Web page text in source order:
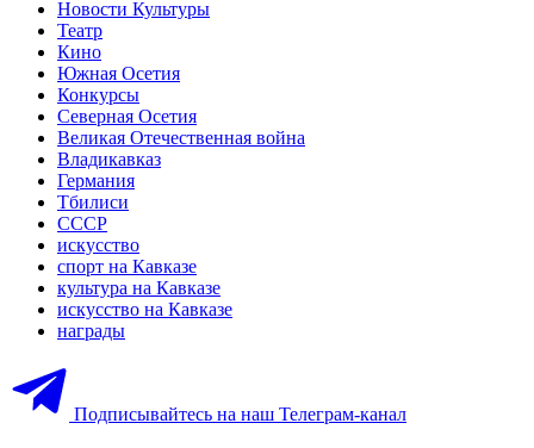
Новости Культуры
Театр
Кино
Южная Осетия
Конкурсы
Северная Осетия
Великая Отечественная война
Владикавказ
Германия
Тбилиси
СССР
искусство
спорт на Кавказе
культура на Кавказе
искусство на Кавказе
награды
Подписывайтесь на наш Телеграм-канал